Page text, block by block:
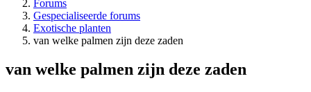
Forums
Gespecialiseerde forums
Exotische planten
van welke palmen zijn deze zaden
van welke palmen zijn deze zaden